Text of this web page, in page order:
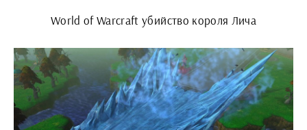
World of Warcraft убийство короля Лича